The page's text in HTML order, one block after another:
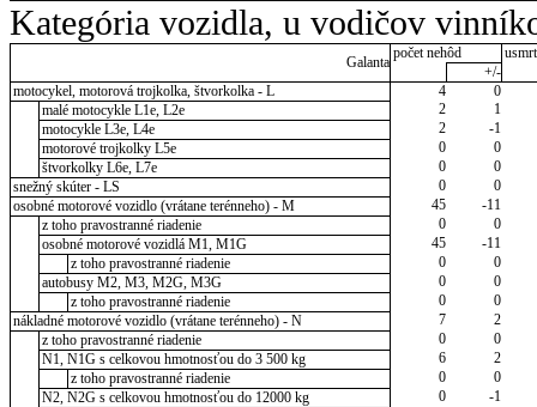
Kategória vozidla, u vodičov
Galanta
počet nehôd
+/-
motocykel, motorová trojkolka, štvorkolka - L
4
0
malé motocykle L1e, L2e
2
1
motocykle L3e, L4e
2
-1
motorové trojkolky L5e
0
0
štvorkolky L6e, L7e
0
0
snežný skúter - LS
0
0
osobné motorové vozidlo (vrátane terénneho) - M
45
-11
z toho pravostranné riadenie
0
0
osobné motorové vozidlá M1, M1G
45
-11
z toho pravostranné riadenie
0
0
autobusy M2, M3, M2G, M3G
0
0
z toho pravostranné riadenie
0
0
nákladné motorové vozidlo (vrátane terénneho) - N
7
2
z toho pravostranné riadenie
0
0
N1, N1G s celkovou hmotnosťou do 3 500 kg
6
2
z toho pravostranné riadenie
0
0
N2, N2G s celkovou hmotnosťou do 12000 kg
0
-1